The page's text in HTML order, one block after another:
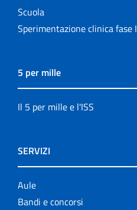
Scuola
Sperimentazione clinica fase I
5 per mille
Il 5 per mille e l'ISS
SERVIZI
Aule
Bandi e concorsi